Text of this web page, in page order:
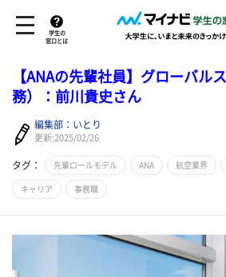
学生の
窓口とは
【ANAの先輩社員】グローバル
務）：前川貴史さん
編集部：いとり
更新:2025/02/26
タグ： 先輩ロールモデル ANA 航空業界
キャリア 事務職